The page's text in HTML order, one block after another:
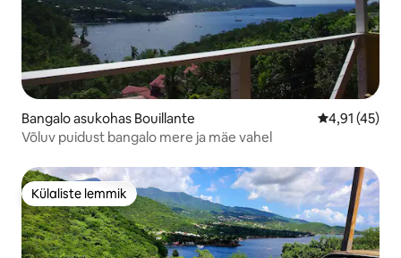
Bangalo asukohas Bouillante Keskmine
4,91 (45)
Võluv puidust bangalo mere ja mäe vahel
Külaliste lemmik
Külaliste lemmik